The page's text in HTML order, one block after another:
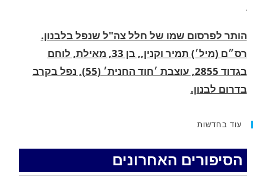
בגדוד 2855, עוצבת ׳חוד החנית׳ (55), נפל בקרב
בדרום לבנון.
.
החופשה המשפחתית שהפכה למסע גניבות: הוגשו
למסע גניבות באילת.
האדמה רועדת- סדרת רעידות אדמה בחצי האי סיני
עוד בחדשות
הסיפורים האחרונים